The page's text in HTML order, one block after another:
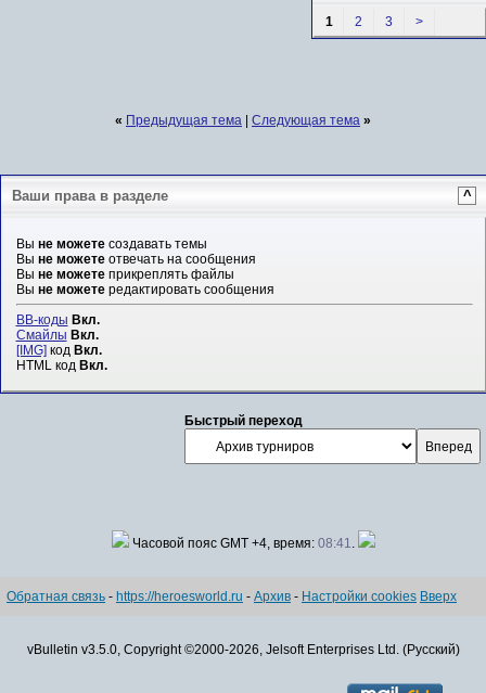
1 2 3 >
« Предыдущая тема Следующая тема »
Ваши права в разделе ^
Вы не можетесоздавать темы
Вы не можетеотвечать на сообщения
Вы не можетеприкреплять файлы
Вы не можетередактировать сообщения
BB-коды Вкл.
Смайлы Вкл.
[IMG]код Вкл.
HTML код Вкл.
Быстрый переход
Часовой пояс GMT +4, время: 08:41.
Обратная связь - https://heroesworld.ru - Архив - Настройки cookies Вверх
vBulletin v3.5.0, Copyright ©2000-2026, Jelsoft Enterprises Ltd. (Русский)